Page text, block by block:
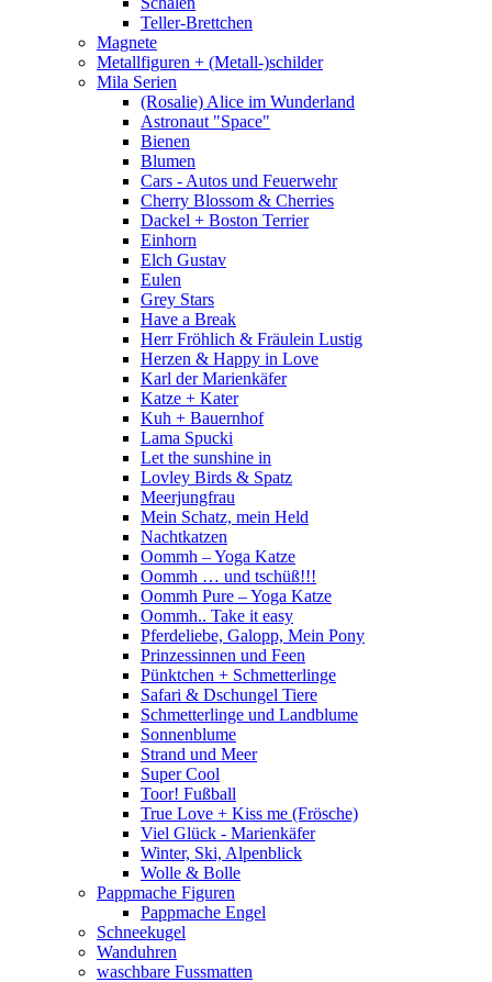
Teller-Brettchen
Magnete
Metallfiguren + (Metall-)schilder
Mila Serien
(Rosalie) Alice im Wunderland
Astronaut "Space"
Bienen
Blumen
Cars - Autos und Feuerwehr
Cherry Blossom & Cherries
Dackel + Boston Terrier
Einhorn
Elch Gustav
Eulen
Grey Stars
Have a Break
Herr Fröhlich & Fräulein Lustig
Herzen & Happy in Love
Karl der Marienkäfer
Katze + Kater
Kuh + Bauernhof
Lama Spucki
Let the sunshine in
Lovley Birds & Spatz
Meerjungfrau
Mein Schatz, mein Held
Nachtkatzen
Oommh – Yoga Katze
Oommh … und tschüß!!!
Oommh Pure – Yoga Katze
Oommh.. Take it easy
Pferdeliebe, Galopp, Mein Pony
Prinzessinnen und Feen
Pünktchen + Schmetterlinge
Safari & Dschungel Tiere
Schmetterlinge und Landblume
Sonnenblume
Strand und Meer
Super Cool
Toor! Fußball
True Love + Kiss me (Frösche)
Viel Glück - Marienkäfer
Winter, Ski, Alpenblick
Wolle & Bolle
Pappmache Figuren
Pappmache Engel
Schneekugel
Wanduhren
waschbare Fussmatten